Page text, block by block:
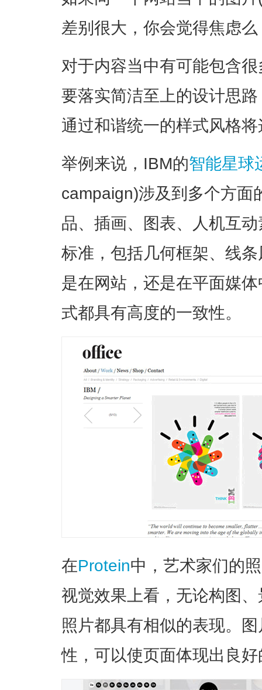
差别很大，你会觉得焦虑
对于内容当中有可能包含
要落实简洁至上的设计思
通过和谐统一的样式风格
举例来说，IBM的智能星球
campaign)涉及到多个方面
品、插画、图表、人机互
标准，包括几何框架、线
是在网站，还是在平面媒
式都具有高度的一致性。
在Protein中，艺术家们的
视觉效果上看，无论构图
照片都具有相似的表现。
性，可以使页面体现出良